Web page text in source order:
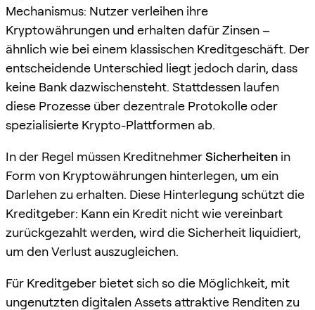
Mechanismus: Nutzer verleihen ihre
Kryptowährungen und erhalten dafür Zinsen –
ähnlich wie bei einem klassischen Kreditgeschäft. Der
entscheidende Unterschied liegt jedoch darin, dass
keine Bank dazwischensteht. Stattdessen laufen
diese Prozesse über dezentrale Protokolle oder
spezialisierte Krypto-Plattformen ab.
In der Regel müssen KreditnehmerSicherheiten in
Form von Kryptowährungen hinterlegen, um ein
Darlehen zu erhalten. Diese Hinterlegung schützt die
Kreditgeber: Kann ein Kredit nicht wie vereinbart
zurückgezahlt werden, wird die Sicherheit liquidiert,
um den Verlust auszugleichen.
Für Kreditgeber bietet sich so die Möglichkeit, mit
ungenutzten digitalen Assets attraktive Renditen zu